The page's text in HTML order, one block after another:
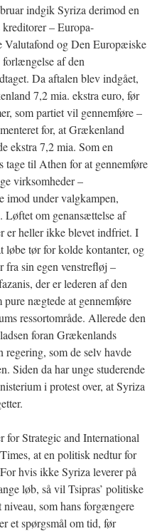
indgik Syriza derimod en
– Europa-
Valutafond og Den Europæiske
af den
Da aftalen blev indgået,
7,2 mia. ekstra euro, før
som partiet vil gennemføre –
for, at Grækenland
ekstra 7,2 mia. Som en
tage til Athen for at gennemføre
virksomheder –
imod under valgkampen,
Løftet om genansættelse af
er heller ikke blevet indfriet. I
løbe tør for kolde kontanter, og
fra sin egen venstrefløj –
der er lederen af den
nægtede at gennemføre
ressortområde. Allerede den
foran Grækenlands
regering, som de selv havde
Siden da har unge studerende
i protest over, at Syriza
for Strategic and International
at en politisk nedtur for
hvis ikke Syriza leverer på
løb, så vil Tsipras’ politiske
som hans forgængere
et spørgsmål om tid, før